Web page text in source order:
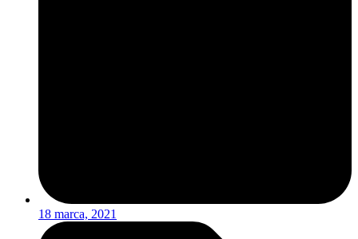
18 marca, 2021